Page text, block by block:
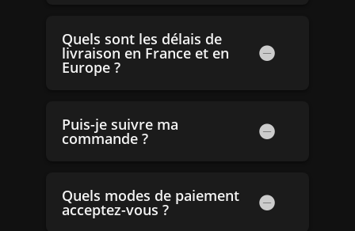
Quels sont les délais de
livraison en France et en
Europe ?
Puis-je suivre ma
commande ?
Quels modes de paiement
acceptez-vous ?